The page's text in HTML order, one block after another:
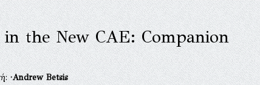
in the New CAE: Companion
·Andrew Betsis